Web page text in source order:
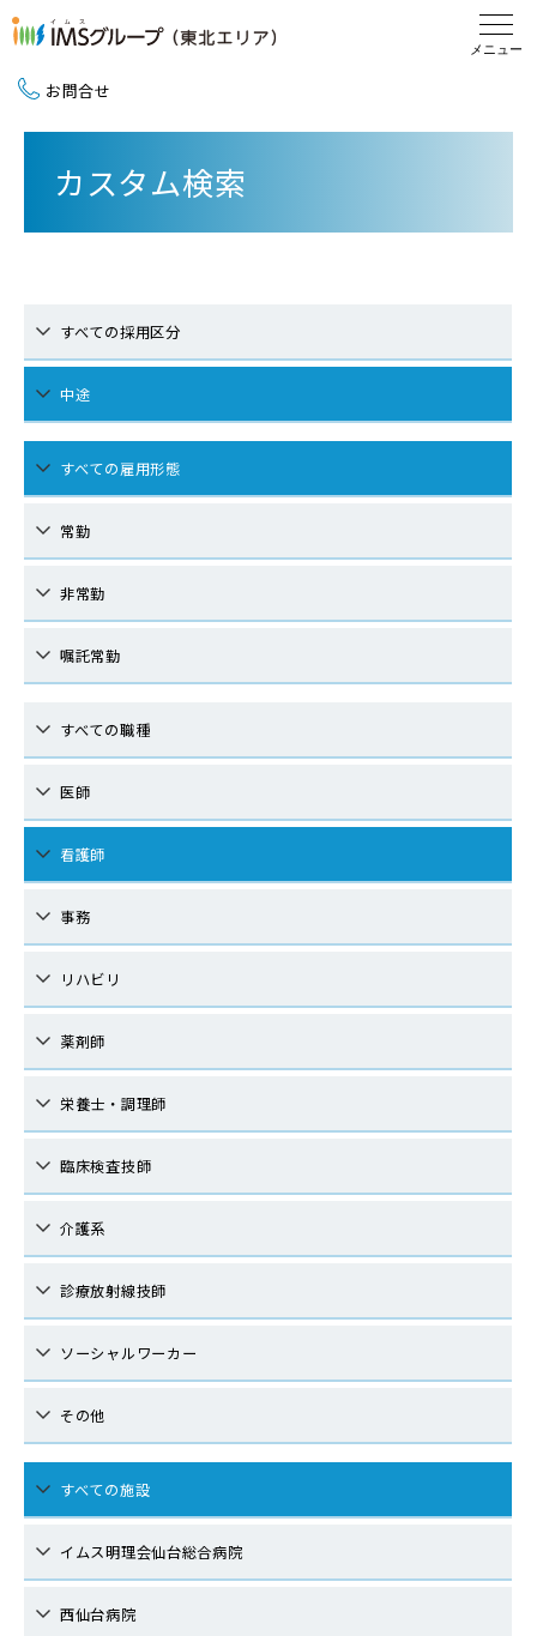
お問合せ
カスタム検索
すべての採用区分
中途
すべての雇用形態
常勤
非常勤
嘱託常勤
すべての職種
医師
看護師
事務
リハビリ
薬剤師
栄養士・調理師
臨床検査技師
介護系
診療放射線技師
ソーシャルワーカー
その他
すべての施設
イムス明理会仙台総合病院
西仙台病院